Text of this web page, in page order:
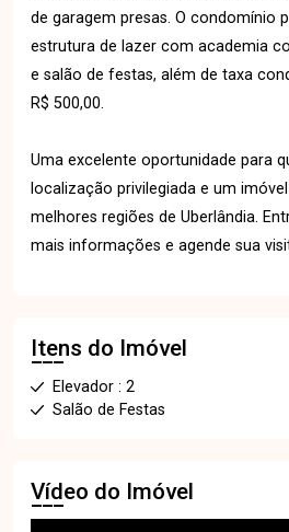
de garagem presas. O condomínio
estrutura de lazer com academia
e salão de festas, além de taxa
R$ 500,00.
Uma excelente oportunidade para
localização privilegiada e um
melhores regiões de Uberlândia.
mais informações e agende sua
Itens do Imóvel
Elevador : 2
Salão de Festas
Vídeo do Imóvel